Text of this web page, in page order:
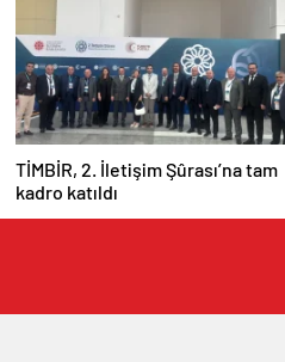
TİMBİR, 2. İletişim Şûrası’na tam
kadro katıldı